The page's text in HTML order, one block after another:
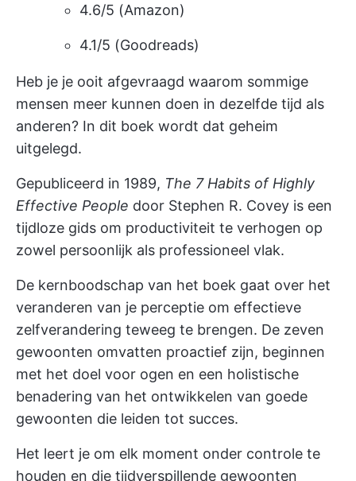
4.6/5 (Amazon)
4.1/5 (Goodreads)
Heb je je ooit afgevraagd waarom sommige
mensen meer kunnen doen in dezelfde tijd als
anderen? In dit boek wordt dat geheim
uitgelegd.
Gepubliceerd in 1989, The 7 Habits of Highly
Effective People door Stephen R. Covey is een
tijdloze gids om productiviteit te verhogen op
zowel persoonlijk als professioneel vlak.
De kernboodschap van het boek gaat over het
veranderen van je perceptie om effectieve
zelfverandering teweeg te brengen. De zeven
gewoonten omvatten proactief zijn, beginnen
met het doel voor ogen en een holistische
benadering van het ontwikkelen van goede
gewoonten die leiden tot succes.
Het leert je om elk moment onder controle te
houden en die tijdverspillende gewoonten